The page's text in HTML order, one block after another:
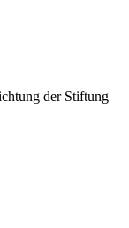
der Stiftung